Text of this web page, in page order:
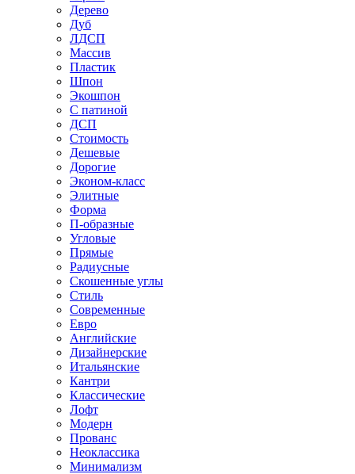
Дерево
Дуб
ЛДСП
Массив
Пластик
Шпон
Экошпон
С патиной
ДСП
Стоимость
Дешевые
Дорогие
Эконом-класс
Элитные
Форма
П-образные
Угловые
Прямые
Радиусные
Скошенные углы
Стиль
Современные
Евро
Английские
Дизайнерские
Итальянские
Кантри
Классические
Лофт
Модерн
Прованс
Неоклассика
Минимализм